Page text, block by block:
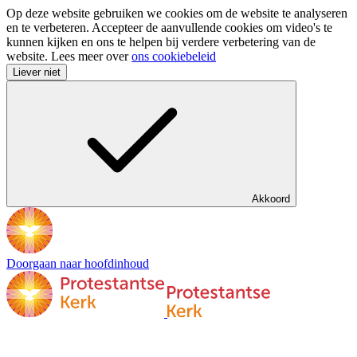
Op deze website gebruiken we cookies om de website te analyseren
en te verbeteren. Accepteer de aanvullende cookies om video's te
kunnen kijken en ons te helpen bij verdere verbetering van de
website. Lees meer overons cookiebeleid
Liever niet
Akkoord
Doorgaan naar hoofdinhoud